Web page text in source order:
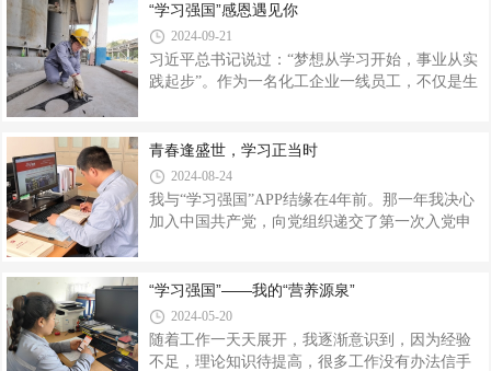
“学习强国”感恩遇见你
2024-09-21
习近平总书记说过：“梦想从学习开始，事业从实
践起步”。作为一名化工企业一线员工，不仅是生
辟的学习党的科学理论的平台，但后来我渐渐发
现，“学习强国”更像是一座移动的“图书馆”，有涉
及新闻、科技、经济、体育等各个领域的知识。
现在每天早上醒来点开“学习强国”，一边洗漱，一
的享受到学习的乐趣。“时代楷模”“最美奋斗者”等
人物报道也成为
青春逢盛世，学习正当时
2024-08-24
我与“学习强国”APP结缘在4年前。那一年我决心
加入中国共产党，向党组织递交了第一次入党申
个APP，更是一个掌上百科。4年间我在这里收获
了许多党的理论知识，领略了祖国的大好河山与
繁荣昌盛，了解了国内国际形势。尤其是近期“福
建号”的航行试验与嫦娥6号首次把月球背面土壤
“学习强国”——我的“营养源泉”
2024-05-20
随着工作一天天展开，我逐渐意识到，因为经验
不足，理论知识待提高，很多工作没有办法信手